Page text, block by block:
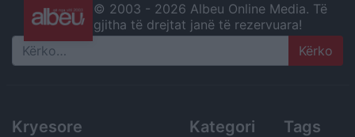
© 2003 - 2026 Albeu Online Media. Të
gjitha të drejtat janë të rezervuara!
Search
Kryesore Kategori Tags